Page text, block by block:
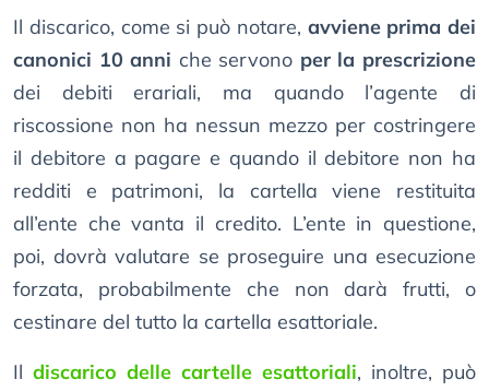
Il discarico, come si può notare, avviene prima dei
canonici 10 anni che servono per la prescrizione
dei debiti erariali, ma quando l’agente di
riscossione non ha nessun mezzo per costringere
il debitore a pagare e quando il debitore non ha
redditi e patrimoni, la cartella viene restituita
all’ente che vanta il credito. L’ente in questione,
poi, dovrà valutare se proseguire una esecuzione
forzata, probabilmente che non darà frutti, o
cestinare del tutto la cartella esattoriale.
Il discarico delle cartelle esattoriali, inoltre, può